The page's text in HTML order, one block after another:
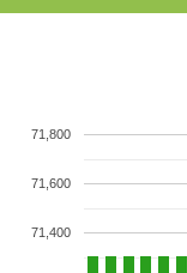
71,400
71,600
71,800